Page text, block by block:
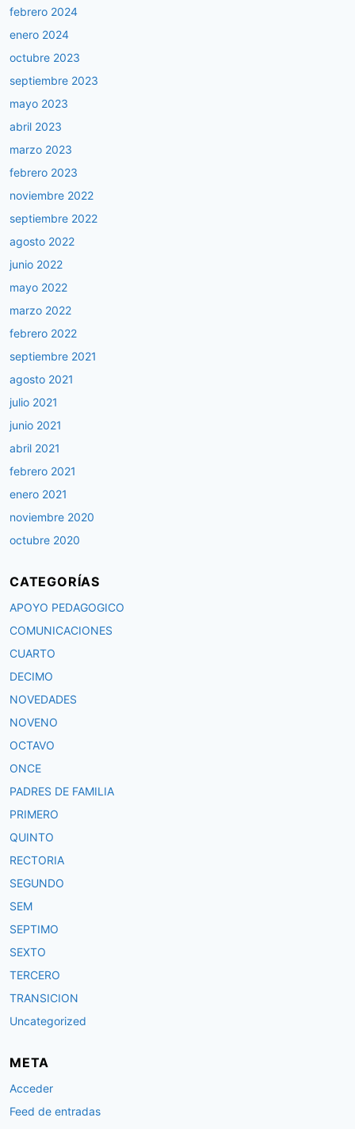
febrero 2024
enero 2024
octubre 2023
septiembre 2023
mayo 2023
abril 2023
marzo 2023
febrero 2023
noviembre 2022
septiembre 2022
agosto 2022
junio 2022
mayo 2022
marzo 2022
febrero 2022
septiembre 2021
agosto 2021
julio 2021
junio 2021
abril 2021
febrero 2021
enero 2021
noviembre 2020
octubre 2020
CATEGORÍAS
APOYO PEDAGOGICO
COMUNICACIONES
CUARTO
DECIMO
NOVEDADES
NOVENO
OCTAVO
ONCE
PADRES DE FAMILIA
PRIMERO
QUINTO
RECTORIA
SEGUNDO
SEM
SEPTIMO
SEXTO
TERCERO
TRANSICION
Uncategorized
META
Acceder
Feed de entradas